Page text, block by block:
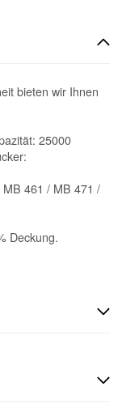
bieten wir Ihnen
25000
461 / MB 471 /
Deckung.